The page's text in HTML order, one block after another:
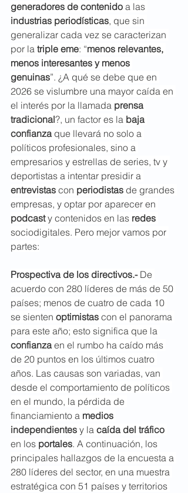
generadores de contenido a las
industrias periodísticas, que sin
generalizar cada vez se caracterizan
por la triple eme: “menos relevantes,
menos interesantes y menos
genuinas”. ¿A qué se debe que en
2026 se vislumbre una mayor caída en
el interés por la llamada prensa
tradicional?, un factor es la baja
confianza que llevará no solo a
políticos profesionales, sino a
empresarios y estrellas de series, tv y
deportistas a intentar presidir a
entrevistas con periodistas de grandes
empresas, y optar por aparecer en
podcast y contenidos en las redes
sociodigitales. Pero mejor vamos por
partes:
Prospectiva de los directivos.- De
acuerdo con 280 líderes de más de 50
países; menos de cuatro de cada 10
se sienten optimistas con el panorama
para este año; esto significa que la
confianza en el rumbo ha caído más
de 20 puntos en los últimos cuatro
años. Las causas son variadas, van
desde el comportamiento de políticos
en el mundo, la pérdida de
financiamiento a medios
independientes y la caída del tráfico
en los portales. A continuación, los
principales hallazgos de la encuesta a
280 líderes del sector, en una muestra
estratégica con 51 países y territorios